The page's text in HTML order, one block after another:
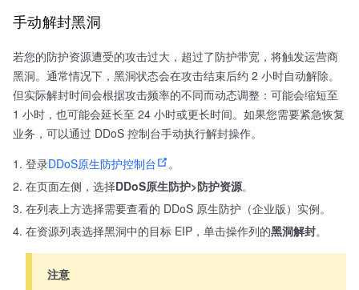
手动解封黑洞
若您的防护资源遭受的攻击过大，超过了防护带宽，将触发运营商
黑洞。通常情况下，黑洞状态会在攻击结束后约 2 小时自动解除。
但实际解封时间会根据攻击频率的不同而动态调整：可能会缩短至
1 小时，也可能会延长至 24 小时或更长时间。如果您需要紧急恢复
业务，可以通过 DDoS 控制台手动执行解封操作。
登录DDoS原生防护控制台
。
在页面左侧，选择DDoS原生防护>防护资源。
在列表上方选择需要查看的 DDoS 原生防护（企业版）实例。
在资源列表选择黑洞中的目标 EIP，单击操作列的黑洞解封。
注意